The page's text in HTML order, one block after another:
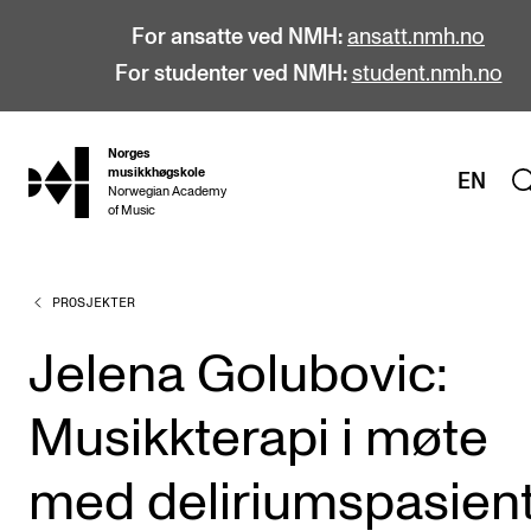
For ansatte ved NMH: ansatt.nmh.no
For studenter ved NMH: student.nmh.no
hjem
Norges
musikkhøgskole
Norwegian Academy
of Music
EN
STUDIER
Alle studier
Bachelor
Master
Årsstudium og videreutdanning
PROSJEKTER
Jelena Golubovic:
Musikkterapi i møte
med